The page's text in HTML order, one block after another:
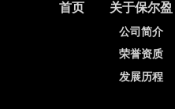
首页 关于保尔盈
公司简介
荣誉资质
发展历程